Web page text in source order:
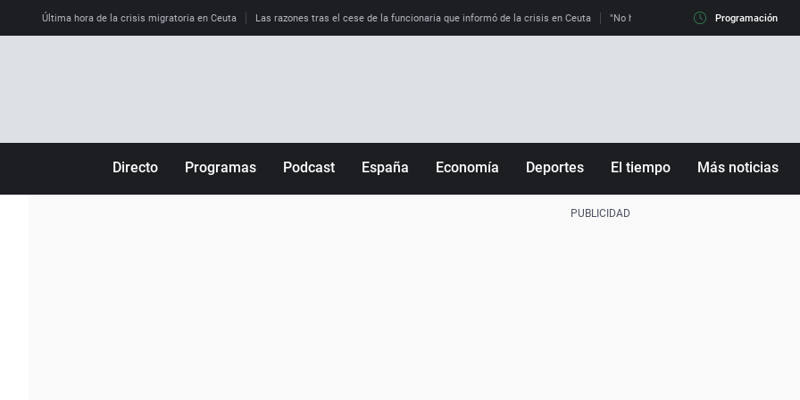
Última hora de la crisis migratoria en Ceuta Las razones tras el cese de la funcionaria que informó de la crisis en Ceuta "No hay mafias, que no nos engañen":
Programación
Directo Programas Podcast España Economía Deportes El tiempo Más noticias